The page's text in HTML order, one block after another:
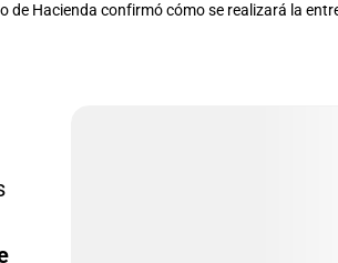
de Hacienda confirmó cómo se realizará la